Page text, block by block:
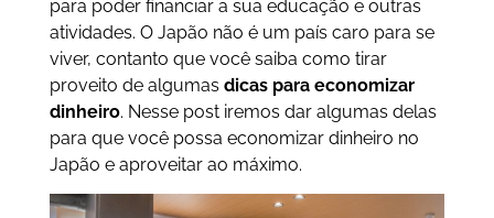
para poder financiar a sua educação e outras
atividades. O Japão não é um país caro para se
viver, contanto que você saiba como tirar
proveito de algumas dicas para economizar
dinheiro. Nesse post iremos dar algumas delas
para que você possa economizar dinheiro no
Japão e aproveitar ao máximo.